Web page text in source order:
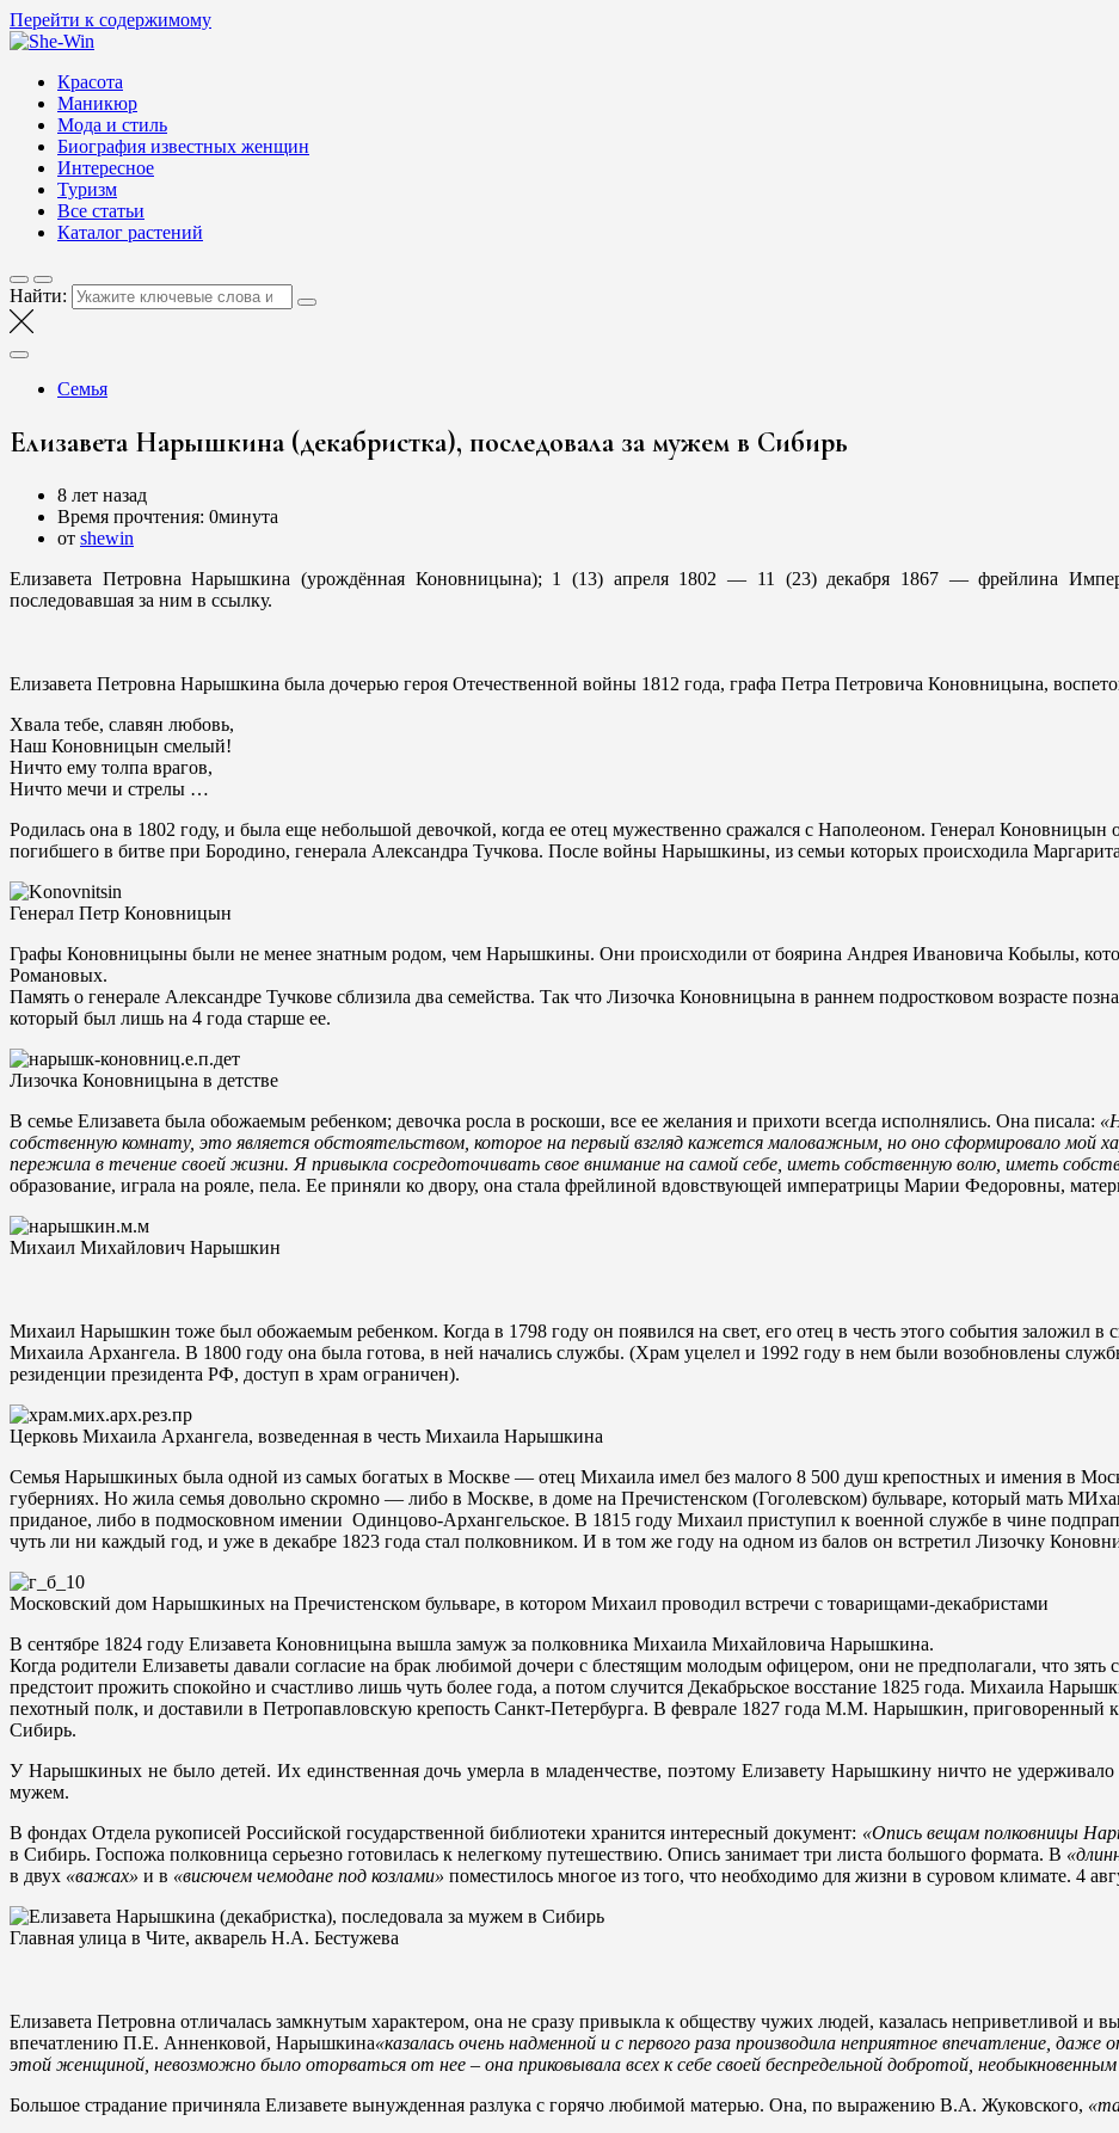
Перейти к содержимому
Блог о женской красоте и здоровье
Красота
Маникюр
Мода и стиль
Биография известных женщин
Интересное
Туризм
Все статьи
Каталог растений
Найти:
Семья
Елизавета Нарышкина (декабристка), последовала за мужем в Сибирь
8 лет назад
Время прочтения: 0минута
от shewin
Елизавета Петровна Нарышкина (урождённая Коновницына); 1 (13) апреля 1802 — 11 (23) декабря 1867 — фрейлина
последовавшая за ним в ссылку.
Елизавета Петровна Нарышкина была дочерью героя Отечественной войны 1812 года, графа Петра Петровича Коновницына,
Хвала тебе, славян любовь,
Наш Коновницын смелый!
Ничто ему толпа врагов,
Ничто мечи и стрелы …
Родилась она в 1802 году, и была еще небольшой девочкой, когда ее отец мужественно сражался с Наполеоном. Генерал Коновницын
погибшего в битве при Бородино, генерала Александра Тучкова. После войны Нарышкины, из семьи которых происходила
Генерал Петр Коновницын
Графы Коновницыны были не менее знатным родом, чем Нарышкины. Они происходили от боярина Андрея Ивановича Кобылы,
Романовых.
Память о генерале Александре Тучкове сблизила два семейства. Так что Лизочка Коновницына в раннем подростковом возрасте
который был лишь на 4 года старше ее.
Лизочка Коновницына в детстве
В семье Елизавета была обожаемым ребенком; девочка росла в роскоши, все ее желания и прихоти всегда исполнялись. Она писала:
собственную комнату, это является обстоятельством, которое на первый взгляд кажется маловажным, но оно сформировало мой
пережила в течение своей жизни. Я привыкла сосредоточивать свое внимание на самой себе, иметь собственную волю, иметь
образование, играла на рояле, пела. Ее приняли ко двору, она стала фрейлиной вдовствующей императрицы Марии Федоровны,
Михаил Михайлович Нарышкин
Михаил Нарышкин тоже был обожаемым ребенком. Когда в 1798 году он появился на свет, его отец в честь этого события заложил
Михаила Архангела. В 1800 году она была готова, в ней начались службы. (Храм уцелел и 1992 году в нем были возобновлены
резиденции президента РФ, доступ в храм ограничен).
Церковь Михаила Архангела, возведенная в честь Михаила Нарышкина
Семья Нарышкиных была одной из самых богатых в Москве — отец Михаила имел без малого 8 500 душ крепостных и имения в
губерниях. Но жила семья довольно скромно — либо в Москве, в доме на Пречистенском (Гоголевском) бульваре, который мать
приданое, либо в подмосковном имении Одинцово-Архангельское. В 1815 году Михаил приступил к военной службе в чине
чуть ли ни каждый год, и уже в декабре 1823 года стал полковником. И в том же году на одном из балов он встретил Лизочку
Московский дом Нарышкиных на Пречистенском бульваре, в котором Михаил проводил встречи с товарищами-декабристами
В сентябре 1824 году Елизавета Коновницына вышла замуж за полковника Михаила Михайловича Нарышкина.
Когда родители Елизаветы давали согласие на брак любимой дочери с блестящим молодым офицером, они не предполагали, что
предстоит прожить спокойно и счастливо лишь чуть более года, а потом случится Декабрьское восстание 1825 года. Михаила
пехотный полк, и доставили в Петропавловскую крепость Санкт-Петербурга. В феврале 1827 года М.М. Нарышкин, приговоренный
Сибирь.
У Нарышкиных не было детей. Их единственная дочь умерла в младенчестве, поэтому Елизавету Нарышкину ничто не удерживало
мужем.
В фондах Отдела рукописей Российской государственной библиотеки хранится интересный документ: «Опись вещам полковницы
в Сибирь. Госпожа полковница серьезно готовилась к нелегкому путешествию. Опись занимает три листа большого формата. В
в двух «важах» и в «висючем чемодане под козлами» поместилось многое из того, что необходимо для жизни в суровом климате. 4
Главная улица в Чите, акварель Н.А. Бестужева
Елизавета Петровна отличалась замкнутым характером, она не сразу привыкла к обществу чужих людей, казалась неприветливой
впечатлению П.Е. Анненковой, Нарышкина«казалась очень надменной и с первого раза производила неприятное впечатление,
этой женщиной, невозможно было оторваться от нее – она приковывала всех к себе своей беспредельной добротой,
Большое страдание причиняла Елизавете вынужденная разлука с горячо любимой матерью. Она, по выражению В.А. Жуковского,